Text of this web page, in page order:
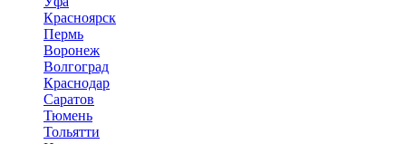
Красноярск
Пермь
Воронеж
Волгоград
Краснодар
Саратов
Тюмень
Тольятти